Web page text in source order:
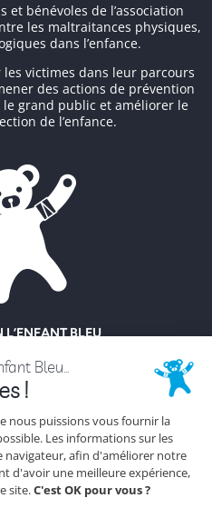
et bénévoles de l’association
les maltraitances physiques,
dans l’enfance.
victimes dans leur parcours
des actions de prévention
grand public et améliorer le
de l’enfance.
BLEU
Hoche
Moulineaux
56 62 62
PRESSE